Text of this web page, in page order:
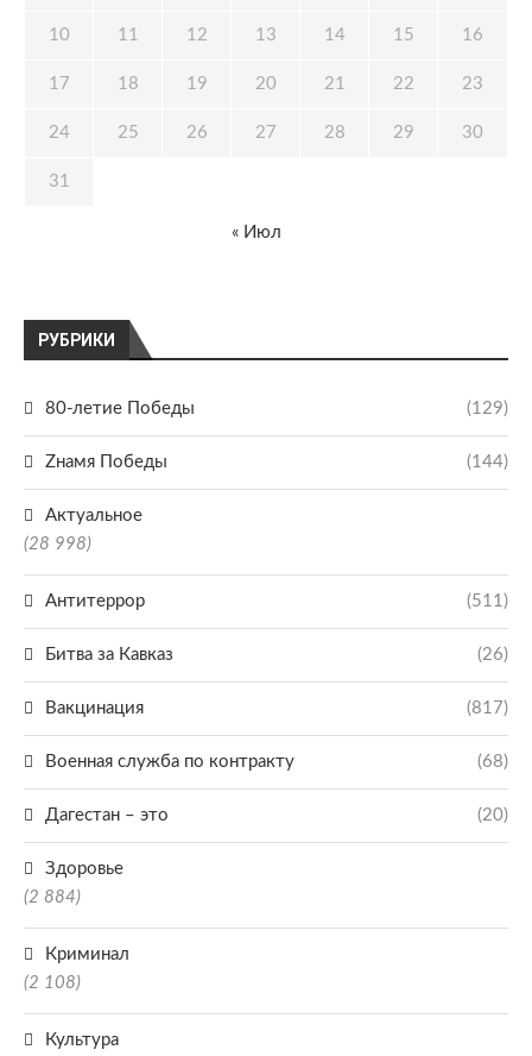
РУБРИКИ
80-летие Победы (129)
Zнамя Победы (144)
Актуальное
(28 998)
Антитеррор (511)
Битва за Кавказ (26)
Вакцинация (817)
Военная служба по контракту (68)
Дагестан – это (20)
Здоровье
(2 884)
Криминал
(2 108)
Культура
10 11 12 13 14 15 16
17 18 19 20 21 22 23
24 25 26 27 28 29 30
31
« Июл